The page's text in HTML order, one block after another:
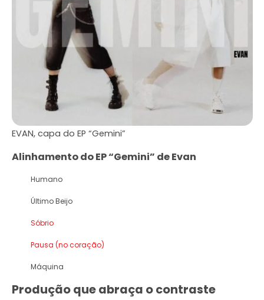
EVAN, capa do EP “Gemini”
Alinhamento do EP “Gemini” de Evan
Humano
Último Beijo
Sóbrio
Pausa (no coração)
Máquina
Produção que abraça o contraste